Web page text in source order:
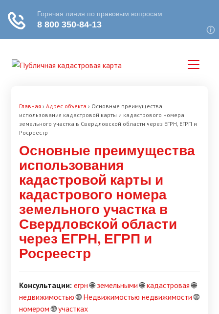
Главная › Адрес объекта › Основные преимущества
использования кадастровой карты и кадастрового номера
земельного участка в Свердловской области через ЕГРН, ЕГРП и
Росреестр
Основные преимущества
использования
кадастровой карты и
кадастрового номера
земельного участка в
Свердловской области
через ЕГРН, ЕГРП и
Росреестр
Консультации: егрн🌐земельными🌐кадастровая🌐
недвижимостью🌐Недвижимостью недвижимости🌐
номером🌐участках